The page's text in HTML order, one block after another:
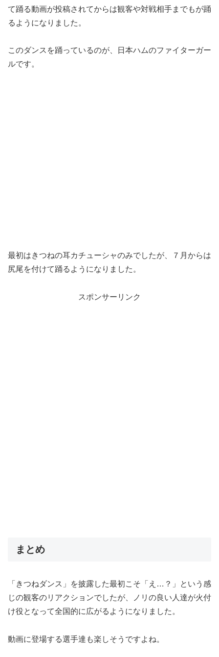
て踊る動画が投稿されてからは観客や対戦相手までもが踊
るようになりました。
このダンスを踊っているのが、日本ハムのファイターガー
ルです。
最初はきつねの耳カチューシャのみでしたが、７月からは
尻尾を付けて踊るようになりました。
スポンサーリンク
まとめ
「きつねダンス」を披露した最初こそ「え…？」という感
じの観客のリアクションでしたが、ノリの良い人達が火付
け役となって全国的に広がるようになりました。
動画に登場する選手達も楽しそうですよね。